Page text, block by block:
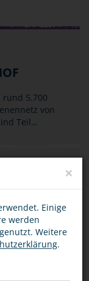
rund 5.700
von
Teil…
während
auch als
×
Einige
werden
Weitere
.